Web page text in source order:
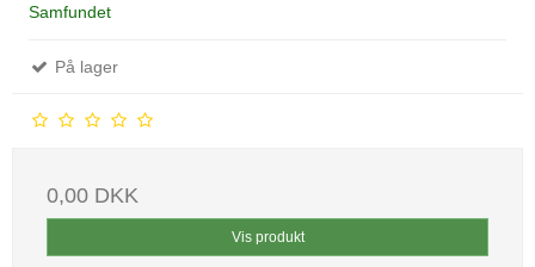
Samfundet
På lager
0,00 DKK
Vis produkt